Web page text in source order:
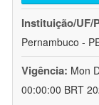
Instituição/UF/
Pernambuco -
Vigência: Mon
00:00:00 BRT